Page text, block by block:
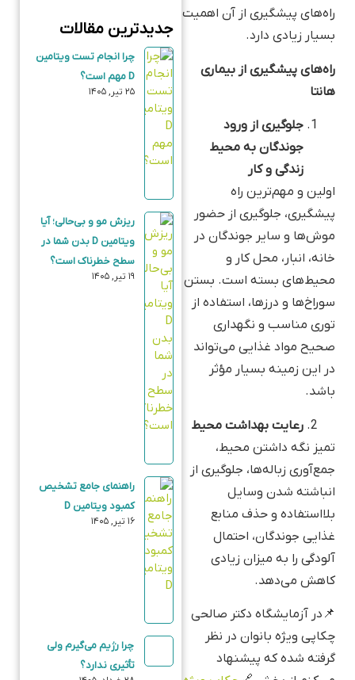
راه‌های پیشگیری از آن اهمیت
بسیار زیادی دارد.
راه‌های پیشگیری از بیماری
هانتا
جلوگیری از ورود
جوندگان به محیط
زندگی و کار
اولین و مهم‌ترین راه
پیشگیری، جلوگیری از حضور
موش‌ها و سایر جوندگان در
خانه، انبار، محل کار و
محیط‌های بسته است. بستن
سوراخ‌ها و درزها، استفاده از
توری مناسب و نگهداری
صحیح مواد غذایی می‌تواند
در این زمینه بسیار مؤثر
باشد.
رعایت بهداشت محیط
تمیز نگه داشتن محیط،
جمع‌آوری زباله‌ها، جلوگیری از
انباشته شدن وسایل
بلااستفاده و حذف منابع
غذایی جوندگان، احتمال
آلودگی را به میزان زیادی
کاهش می‌دهد.
📌در آزمایشگاه دکتر صالحی
چکاپی ویژه بانوان در نظر
گرفته شده که پیشنهاد
جدیدترین مقالات
چرا انجام تست ویتامین
D مهم است؟
۲۵ تیر, ۱۴۰۵
ریزش مو و بی‌حالی؛ آیا
ویتامین D بدن شما در
سطح خطرناک است؟
۱۹ تیر, ۱۴۰۵
راهنمای جامع تشخیص
کمبود ویتامین D
۱۶ تیر, ۱۴۰۵
چرا رژیم می‌گیرم ولی
تأثیری ندارد؟